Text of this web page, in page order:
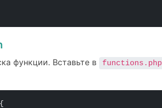
функции. Вставьте в functions.php